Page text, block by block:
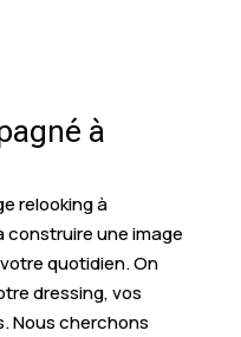
à
relooking à
construire une image
quotidien. On
dressing, vos
Nous cherchons